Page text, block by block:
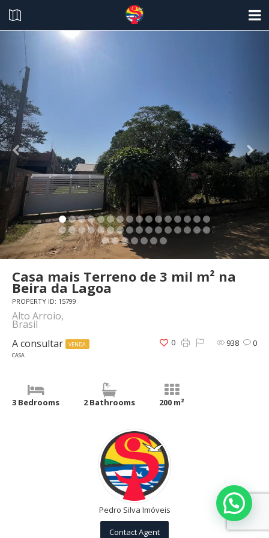
Casa mais Terreno de 3 mil m² na
Beira da Lagoa
PROPERTY ID: 15799
Alto Arroio,
Brasil
A consultar
VENDA
CASA
938 0
0
3 Bedrooms 2 Bathrooms 200 m²
Pedro Silva Imóveis
Contact Agent